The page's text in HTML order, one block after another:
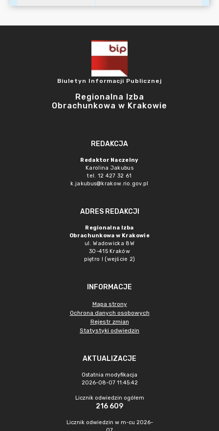
Biuletyn Informacji Publicznej
Regionalna Izba
Obrachunkowa w Krakowie
REDAKCJA
Redaktor Naczelny
Karolina Jakubus
tel. 12 427 32 61
k.jakubus@krakow.rio.gov.pl
ADRES REDAKCJI
Regionalna Izba
Obrachunkowa w Krakowie
ul. Wadowicka 8W
30-415 Kraków
piętro I (wejście 2)
INFORMACJE
Mapa strony
Ochrona danych osobowych
Rejestr zmian
Statystyki odwiedzin
AKTUALIZACJE
Ostatnia modyfikacja
2026-08-07 11:45:42
Licznik odwiedzin ogółem
216 609
Licznik odwiedzin w m-cu 2026-